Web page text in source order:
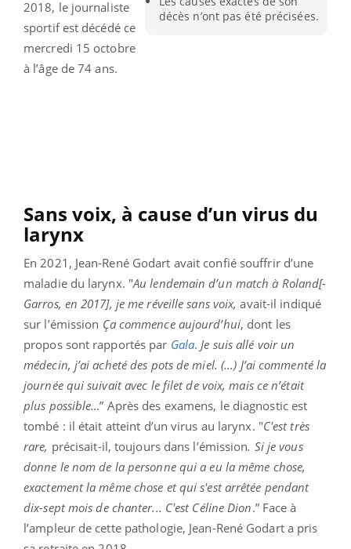
décès n’ont pas été précisées.
2018, le journaliste
sportif est décédé ce
mercredi 15 octobre
à l’âge de 74 ans.
Sans voix, à cause d’un virus du
larynx
En 2021, Jean-René Godart avait confié souffrir d’une
maladie du larynx. "Au lendemain d’un match à Roland[-
Garros, en 2017], je me réveille sans voix, avait-il indiqué
sur l’émission Ça commence aujourd’hui, dont les
propos sont rapportés par Gala. Je suis allé voir un
médecin, j’ai acheté des pots de miel. (...) J’ai commenté la
journée qui suivait avec le filet de voix, mais ce n’était
plus possible…” Après des examens, le diagnostic est
tombé : il était atteint d’un virus au larynx. "C'est très
rare, précisait-il, toujours dans l’émission. Si je vous
donne le nom de la personne qui a eu la même chose,
exactement la même chose et qui s'est arrêtée pendant
dix-sept mois de chanter... C'est Céline Dion.” Face à
l’ampleur de cette pathologie, Jean-René Godart a pris